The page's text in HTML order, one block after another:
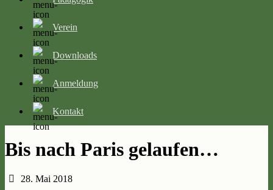
Verein
Downloads
Anmeldung
Kontakt
Bis nach Paris gelaufen…
28. Mai 2018